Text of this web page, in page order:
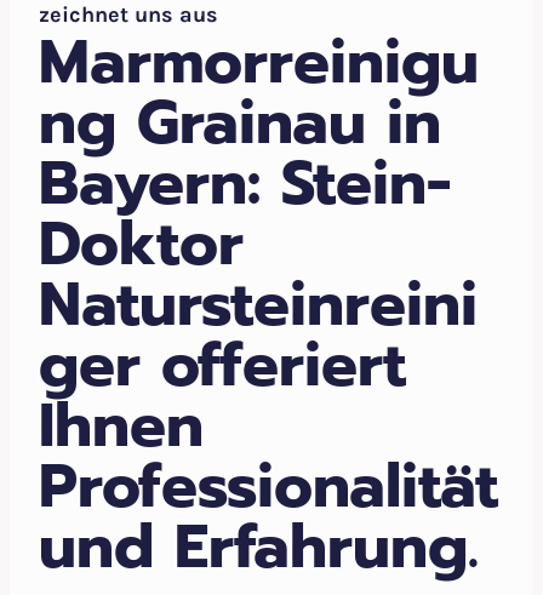
zeichnet uns aus
Marmorreinigu
ng Grainau in
Bayern: Stein-
Doktor
Natursteinreini
ger offeriert
Ihnen
Professionalität
und Erfahrung.